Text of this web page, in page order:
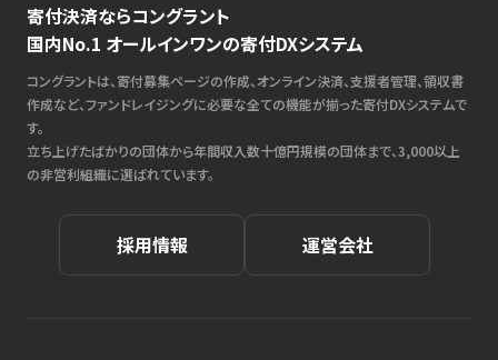
寄付決済ならコングラント
国内No.1 オールインワンの寄付DXシステム
コングラントは、寄付募集ページの作成、オンライン決済、支援者管理、領収書
作成など、ファンドレイジングに必要な全ての機能が揃った寄付DXシステムで
す。
立ち上げたばかりの団体から年間収入数十億円規模の団体まで、3,000以上
の非営利組織に選ばれています。
採用情報 運営会社